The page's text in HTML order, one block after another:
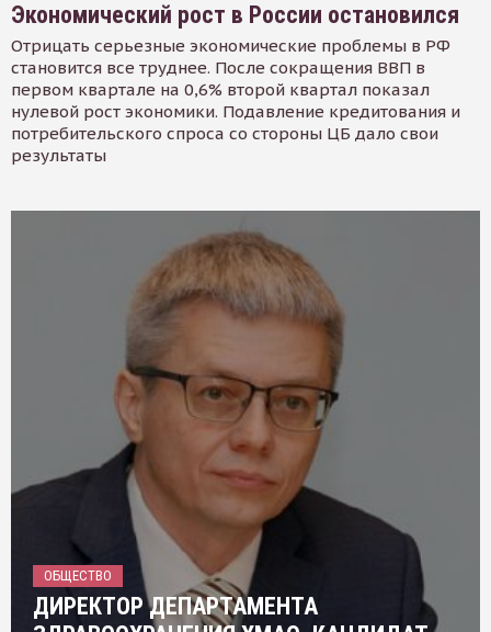
Экономический рост в России остановился
Отрицать серьезные экономические проблемы в РФ
становится все труднее. После сокращения ВВП в
первом квартале на 0,6% второй квартал показал
нулевой рост экономики. Подавление кредитования и
потребительского спроса со стороны ЦБ дало свои
результаты
ОБЩЕСТВО
ДИРЕКТОР ДЕПАРТАМЕНТА